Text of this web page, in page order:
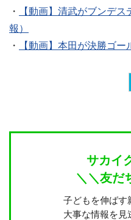
・
【動画】清武がブンデ
報）
・
【動画】本田が決勝ゴ
サカイ
＼＼友だ
子どもを伸ばす
大事な情報を見